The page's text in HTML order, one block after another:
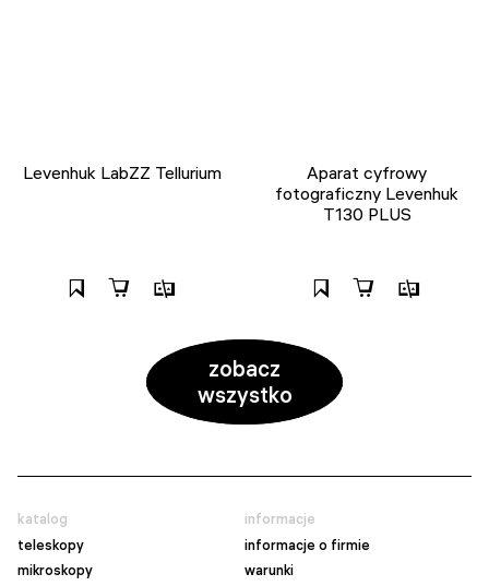
Levenhuk LabZZ Tellurium
Aparat cyfrowy
fotograficzny Levenhuk
T130 PLUS
zobacz
wszystko
katalog
teleskopy
mikroskopy
informacje
informacje o firmie
warunki